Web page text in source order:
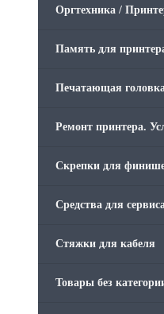
Оргтехника /
Память для
Печатающая
Ремонт принтера.
Скрепки для
Средства для
Стяжки для кабеля
Товары без